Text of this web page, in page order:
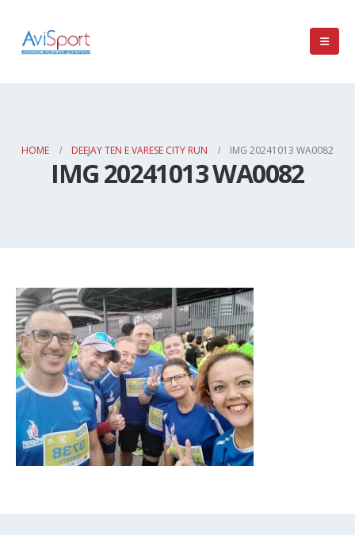
HOME DEEJAY TEN E VARESE CITY RUN IMG 20241013 WA0082
IMG 20241013 WA0082